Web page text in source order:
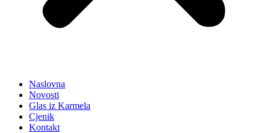
Naslovna
Novosti
Glas iz Karmela
Cjenik
Kontakt